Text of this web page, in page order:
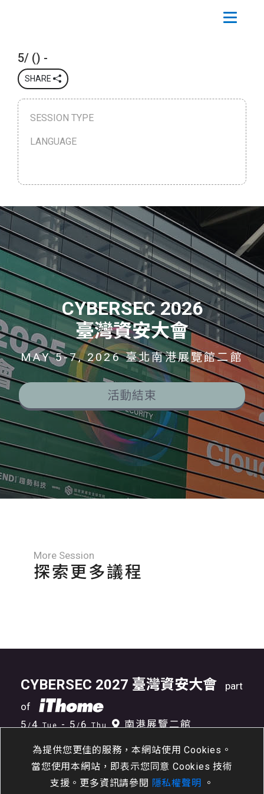
5/ () -
SHARE
SESSION TYPE
LANGUAGE
CYBERSEC 2026
臺灣資安大會
MAY 5-7, 2026 臺北南港展覽館二館
活動結束
More Session
探索更多議程
為提供您更佳的服務，本網站使用 Cookies。
當您使用本網站，即表示您同意 Cookies 技術
支援。更多資訊請參閱 隱私權聲明 。
CYBERSEC 2027 臺灣資安大會
part
of
5/4Tue- 5/6Thu 南港展覽二館